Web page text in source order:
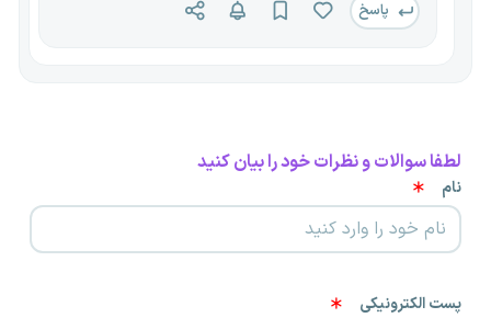
پاسخ
لطفا سوالات و نظرات خود را بیان کنید
نام
پست الکترونیکی